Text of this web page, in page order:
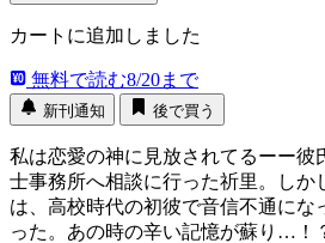
カートに追加しました
無料で読む8/20まで
新刊通知 後で買う
私は恋愛の神に見放されてるーー彼
士事務所へ相談に行った祈里。しか
は、高校時代の初彼で音信不通にな
った。あの時の辛い記憶が蘇り…！